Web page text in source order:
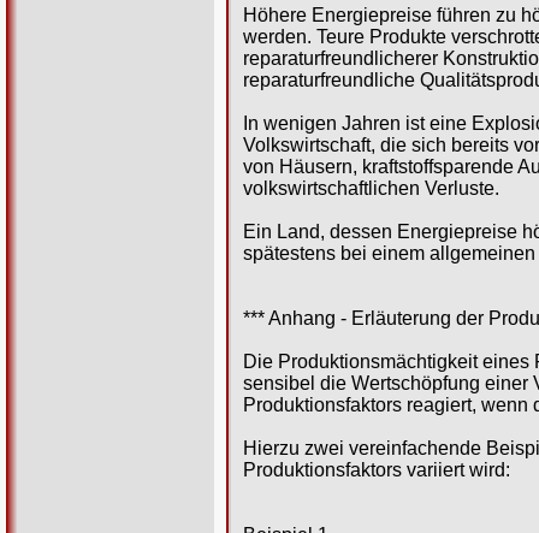
Höhere Energiepreise führen zu
werden. Teure Produkte
reparaturfreundlicherer
reparaturfreundliche
In wenigen Jahren ist eine
Volkswirtschaft, die sich bereits
von Häusern, kraftstoffsparende
volkswirtschaftlichen Verluste.
Ein Land, dessen Energiepreise
spätestens bei einem
*** Anhang - Erläuterung der
Die Produktionsmächtigkeit
sensibel die Wertschöpfung einer
Produktionsfaktors reagiert,
Hierzu zwei vereinfachende
Produktionsfaktors variiert wird: